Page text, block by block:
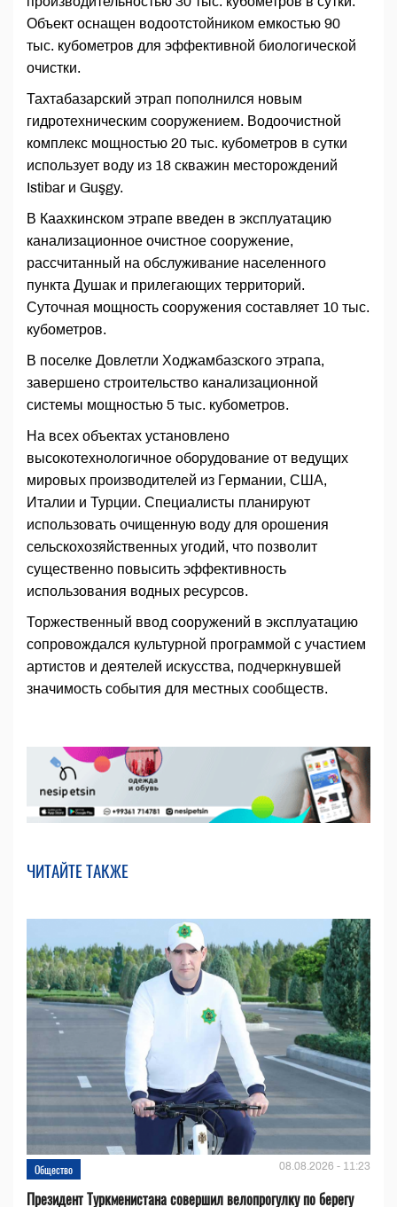
Объект оснащен водоотстойником емкостью 90
тыс. кубометров для эффективной биологической
очистки.
Тахтабазарский этрап пополнился новым
гидротехническим сооружением. Водоочистной
комплекс мощностью 20 тыс. кубометров в сутки
использует воду из 18 скважин месторождений
Istibar и Guşgy.
В Каахкинском этрапе введен в эксплуатацию
канализационное очистное сооружение,
рассчитанный на обслуживание населенного
пункта Душак и прилегающих территорий.
Суточная мощность сооружения составляет 10 тыс.
кубометров.
В поселке Довлетли Ходжамбазского этрапа,
завершено строительство канализационной
системы мощностью 5 тыс. кубометров.
На всех объектах установлено
высокотехнологичное оборудование от ведущих
мировых производителей из Германии, США,
Италии и Турции. Специалисты планируют
использовать очищенную воду для орошения
сельскохозяйственных угодий, что позволит
существенно повысить эффективность
использования водных ресурсов.
Торжественный ввод сооружений в эксплуатацию
сопровождался культурной программой с участием
артистов и деятелей искусства, подчеркнувшей
значимость события для местных сообществ.
ЧИТАЙТЕ ТАКЖЕ
Общество 08.08.2026 - 11:23
Президент Туркменистана совершил велопрогулку по берегу